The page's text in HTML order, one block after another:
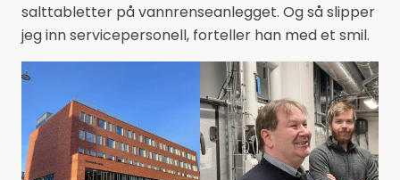
salttabletter på vannrenseanlegget. Og så slipper
jeg inn servicepersonell, forteller han med et smil.